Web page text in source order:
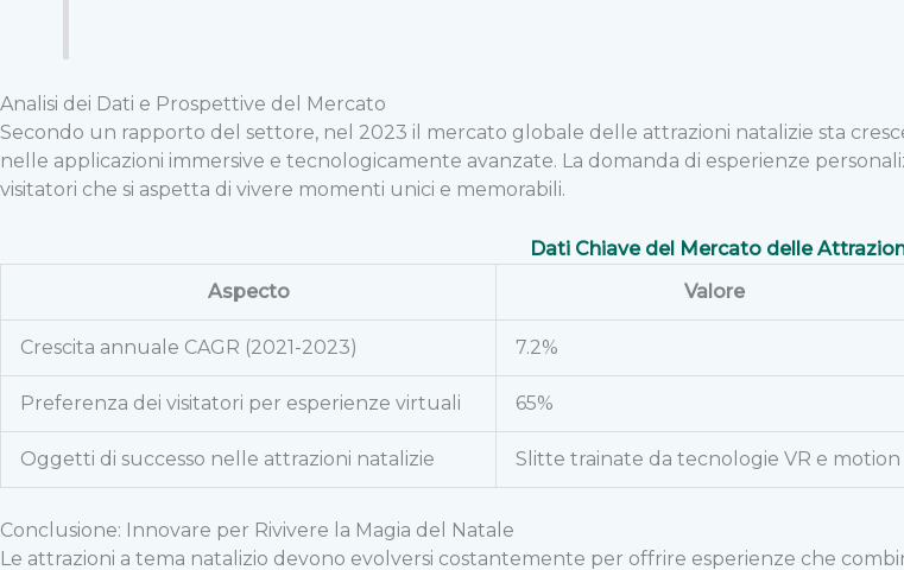
Analisi dei Dati e Prospettive del Mercato
Secondo un rapporto del settore, nel 2023 il mercato globale delle attrazioni natalizie sta
nelle applicazioni immersive e tecnologicamente avanzate. La domanda di esperienze
visitatori che si aspetta di vivere momenti unici e memorabili.
Dati Chiave del Mercato delle
Aspecto
Valore
Crescita annuale CAGR (2021-2023) 7.2%
Preferenza dei visitatori per esperienze virtuali 65%
Oggetti di successo nelle attrazioni natalizie Slitte trainate da tecnologie VR e motion
Conclusione: Innovare per Rivivere la Magia del Natale
Le attrazioni a tema natalizio devono evolversi costantemente per offrire esperienze che